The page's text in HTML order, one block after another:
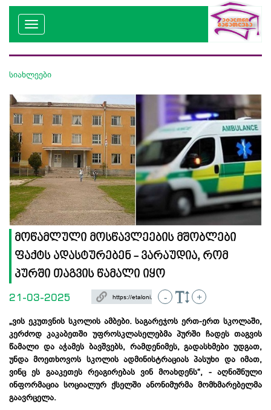
სიახლეები
მოწამლული მოსწავლეების მშობლები
ფაქტს ადასტურებენ - ვარაუდია, რომ
პურში თაგვის წამალი იყო
21-03-2025 - +
„ვის ეკუთვნის სკოლის ამბები. საგარეჯოს ერთ-ერთ სკოლაში,
კერძოდ კაკაბეთში უფროსკლასელებმა პურში ჩადეს თაგვის
წამალი და აჭამეს ბავშვებს, რამდენიმეს, გადასხმები უდგათ,
უნდა მოეთხოვოს სკოლის ადმინისტრაციას პასუხი და იმათ,
ვინც ეს გააკეთეს რეაგირებას ვინ მოახდენს“, - აღნიშნული
ინფორმაცია სოციალურ ქსელში ანონიმურმა მომხმარებელმა
გაავრცელა.